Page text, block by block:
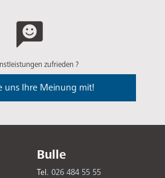
zufrieden ?
uns Ihre Meinung mit!
Bulle
Tel. 026 484 55 55